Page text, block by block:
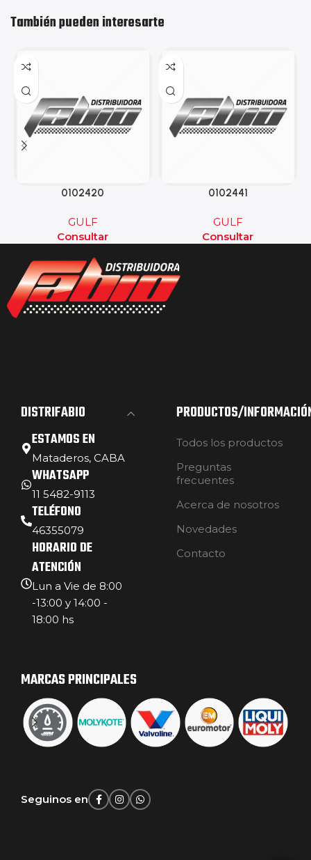
También pueden interesarte
0102420
GULF
Consultar
0102441
GULF
Consultar
DISTRIFABIO
ESTAMOS EN
Mataderos, CABA
WHATSAPP
11 5482-9113
TELÉFONO
46355079
HORARIO DE
ATENCIÓN
Lun a Vie de 8:00
-13:00 y 14:00 -
18:00 hs
PRODUCTOS/
Todos los productos
Preguntas
frecuentes
Acerca de nosotros
Novedades
Contacto
MARCAS PRINCIPALES
Seguinos en